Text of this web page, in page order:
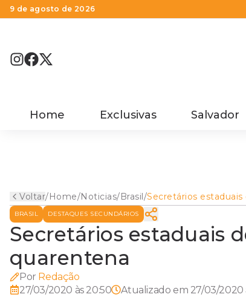
9 de agosto de 2026
Home Exclusivas Salvador
Voltar/Home/Noticias/Brasil/Secretários estaduais
Saúde defendem
BRASIL DESTAQUES SECUNDÁRIOS
Secretários estaduais
quarentena
Por Redação
27/03/2020 às 20:50
Atualizado em 27/03/2020